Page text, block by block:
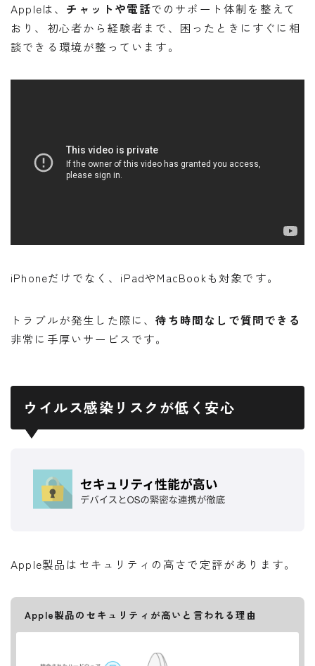
Appleは、 チャットや電話でのサポート体制を整えて
おり、初心者から経験者まで、困ったときにすぐに相
談できる環境が整っています。
iPhoneだけでなく、iPadやMacBookも対象です。
トラブルが発生した際に、待ち時間なしで質問できる
非常に手厚いサービスです。
ウイルス感染リスクが低く安心
Apple製品はセキュリティの高さで定評があります。
Apple製品のセキュリティが高いと言われる理由